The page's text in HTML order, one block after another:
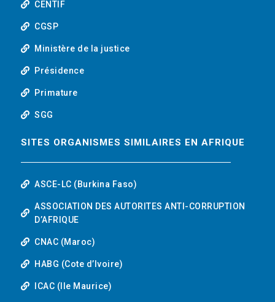
b
e
CENTIF
CGSP
Ministère de la justice
Présidence
Primature
SGG
SITES ORGANISMES SIMILAIRES EN AFRIQUE
ASCE-LC (Burkina Faso)
ASSOCIATION DES AUTORITES ANTI-CORRUPTION
D’AFRIQUE
CNAC (Maroc)
HABG (Cote d’Ivoire)
ICAC (Ile Maurice)